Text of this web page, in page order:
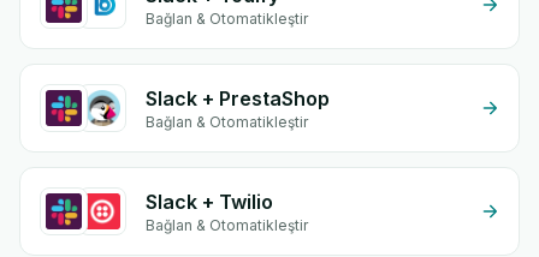
Bağlan & Otomatikleştir
Slack + PrestaShop
Bağlan & Otomatikleştir
Slack + Twilio
Bağlan & Otomatikleştir